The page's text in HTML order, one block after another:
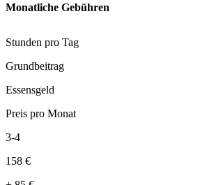
Monatliche Gebühren
Stunden pro Tag
Grundbeitrag
Essensgeld
Preis pro Monat
3-4
158 €